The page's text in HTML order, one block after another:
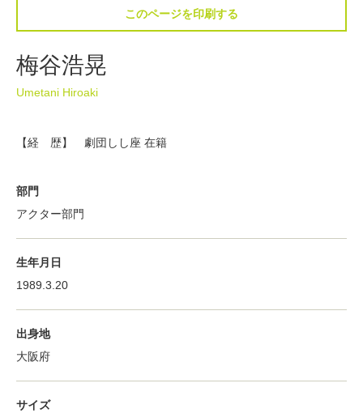
このページを印刷する
梅谷浩晃
Umetani Hiroaki
【経 歴】 劇団しし座 在籍
部門
アクター部門
生年月日
1989.3.20
出身地
大阪府
サイズ